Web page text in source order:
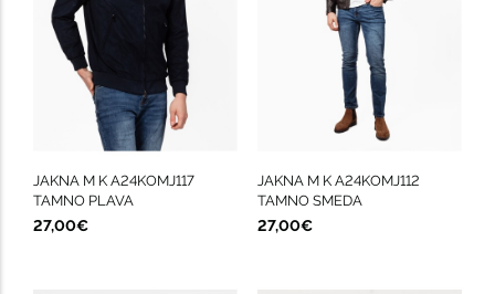
JAKNA M K A24KOMJ117
TAMNO PLAVA
27,00€
JAKNA M K A24KOMJ112
TAMNO SMEDA
27,00€